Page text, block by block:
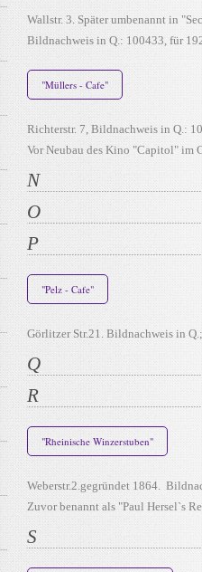
Wallstr. 3. Später umbenannt in
Bildnachweis in Q.: 100433, für
"Müllers - Cafe"
Richterstr. 7, Bildnachweis in Q.:
Vor Neubau des Kino "Capitol" im
N
O
P
"Pelz - Cafe"
Görlitzer Str.21. Bildnachweis in
Q
R
"Rheinische Winzerstuben"
Weberstr.2.gegründet 1864.
Zuvor benannt als "Paul Hersel`s
S